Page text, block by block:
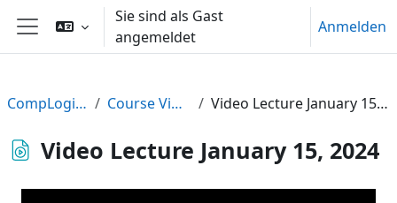
Zum Hauptinhalt
Website-Übersicht
Sie sind als Gast
angemeldet
Anmelden
CompLogic23 Course Videos Video Lecture January 15, 2024
Video Lecture January 15, 2024